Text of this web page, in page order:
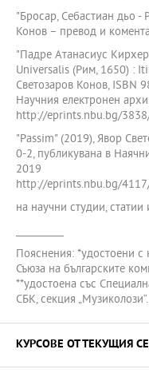
"Бросар, Себастиан дьо -
Конов – превод и
"Падре Атанасиус
Universalis (Рим, 1650) :
Светозаров Конов, ISBN
Научния електронен
http://eprints.nbu.bg/
"Passim" (2019), Явор
0-2, публикувана в
2019
http://eprints.nbu.bg/4117/
на научни студии, статии
Пояснения: *удостоени с
Съюза на българските
**удостоена със
СБК, секция „Музиколози“.
КУРСОВЕ ОТ ТЕКУЩИЯ